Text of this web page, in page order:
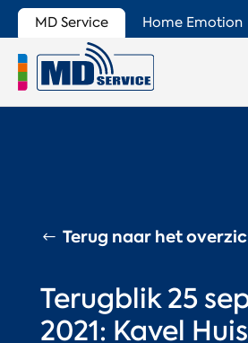
MD Service Home Emotion
Terug naar het
Terugblik 25
2021: Kavel